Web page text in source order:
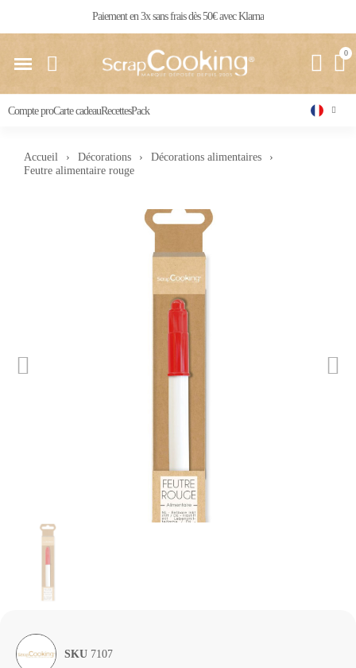
Livraison 24 / 48 h partout en France
Compte proCarte cadeauRecettesPack
Accueil Décorations
Décorations alimentaires
Feutre alimentaire rouge
SKU 7107